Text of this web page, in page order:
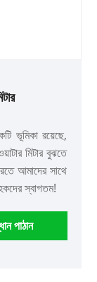
ভূমিকা রয়েছে,
মিটার বুঝতে
আমাদের সাথে
স্বাগতম!
পাঠান